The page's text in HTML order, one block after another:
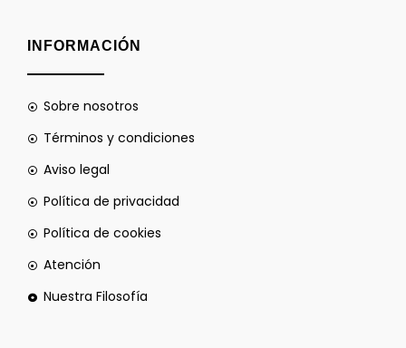
INFORMACIÓN
Sobre nosotros
Términos y condiciones
Aviso legal
Política de privacidad
Política de cookies
Atención
Nuestra Filosofía